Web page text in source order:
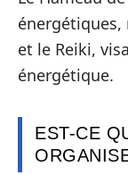
et le Reiki,
énergétique.
EST-CE